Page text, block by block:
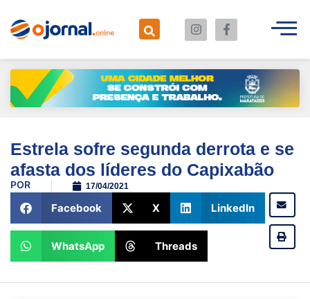
Estrela sofre segunda derrota e se
afasta dos líderes do Capixabão
POR 17/04/2021
Facebook X LinkedIn
WhatsApp Threads